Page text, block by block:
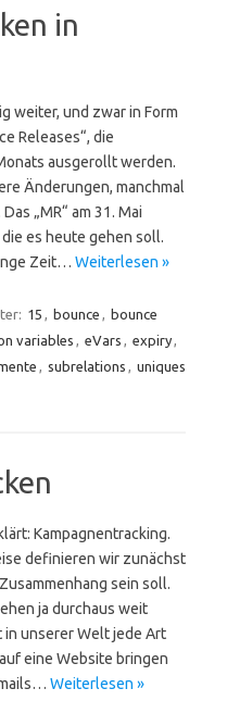
in
weiter, und zwar in Form
Releases“, die
ausgerollt werden.
Änderungen, manchmal
„MR“ am 31. Mai
es heute gehen soll.
Zeit… Weiterlesen »
15 , bounce , bounce
variables , eVars , expiry,
, subrelations , uniques
Kampagnentracking.
definieren wir zunächst
sein soll.
ja durchaus weit
in unserer Welt jede Art
eine Website bringen
Weiterlesen »